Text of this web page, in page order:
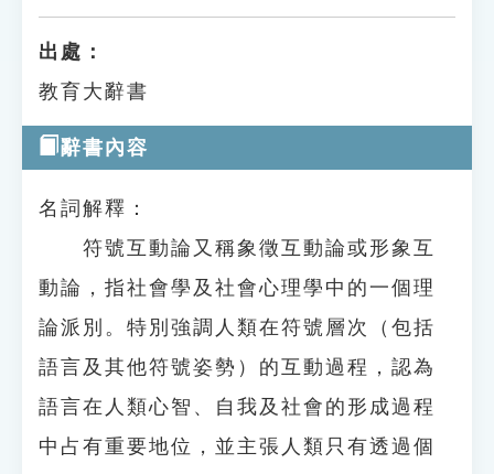
出處：
教育大辭書
辭書內容
名詞解釋：
符號互動論又稱象徵互動論或形象互
動論，指社會學及社會心理學中的一個理
論派別。特別強調人類在符號層次（包括
語言及其他符號姿勢）的互動過程，認為
語言在人類心智、自我及社會的形成過程
中占有重要地位，並主張人類只有透過個